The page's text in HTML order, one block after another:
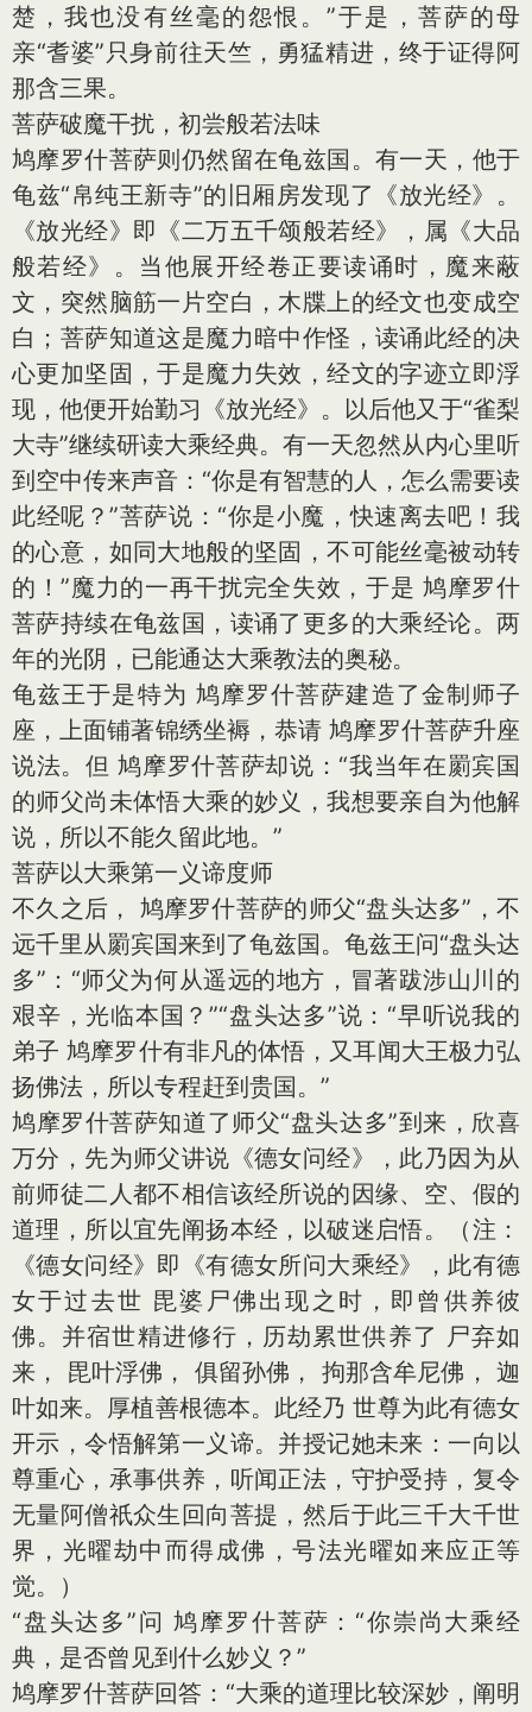
楚，我也没有丝毫的怨恨。”于是，菩萨的母
亲“耆婆”只身前往天竺，勇猛精进，终于证得阿
那含三果。
菩萨破魔干扰，初尝般若法味
鸠摩罗什菩萨则仍然留在龟兹国。有一天，他于
龟兹“帛纯王新寺”的旧厢房发现了《放光经》。
《放光经》即《二万五千颂般若经》，属《大品
般若经》。当他展开经卷正要读诵时，魔来蔽
文，突然脑筋一片空白，木牒上的经文也变成空
白；菩萨知道这是魔力暗中作怪，读诵此经的决
心更加坚固，于是魔力失效，经文的字迹立即浮
现，他便开始勤习《放光经》。以后他又于“雀梨
大寺”继续研读大乘经典。有一天忽然从内心里听
到空中传来声音：“你是有智慧的人，怎么需要读
此经呢？”菩萨说：“你是小魔，快速离去吧！我
的心意，如同大地般的坚固，不可能丝毫被动转
的！”魔力的一再干扰完全失效，于是 鸠摩罗什
菩萨持续在龟兹国，读诵了更多的大乘经论。两
年的光阴，已能通达大乘教法的奥秘。
龟兹王于是特为 鸠摩罗什菩萨建造了金制师子
座，上面铺著锦绣坐褥，恭请 鸠摩罗什菩萨升座
说法。但 鸠摩罗什菩萨却说：“我当年在罽宾国
的师父尚未体悟大乘的妙义，我想要亲自为他解
说，所以不能久留此地。”
菩萨以大乘第一义谛度师
不久之后， 鸠摩罗什菩萨的师父“盘头达多”，不
远千里从罽宾国来到了龟兹国。龟兹王问“盘头达
多”：“师父为何从遥远的地方，冒著跋涉山川的
艰辛，光临本国？”“盘头达多”说：“早听说我的
弟子 鸠摩罗什有非凡的体悟，又耳闻大王极力弘
扬佛法，所以专程赶到贵国。”
鸠摩罗什菩萨知道了师父“盘头达多”到来，欣喜
万分，先为师父讲说《德女问经》，此乃因为从
前师徒二人都不相信该经所说的因缘、空、假的
道理，所以宜先阐扬本经，以破迷启悟。（注：
《德女问经》即《有德女所问大乘经》，此有德
女于过去世 毘婆尸佛出现之时，即曾供养彼
佛。并宿世精进修行，历劫累世供养了 尸弃如
来， 毘叶浮佛， 俱留孙佛， 拘那含牟尼佛， 迦
叶如来。厚植善根德本。此经乃 世尊为此有德女
开示，令悟解第一义谛。并授记她未来：一向以
尊重心，承事供养，听闻正法，守护受持，复令
无量阿僧祇众生回向菩提，然后于此三千大千世
界，光曜劫中而得成佛，号法光曜如来应正等
觉。）
“盘头达多”问 鸠摩罗什菩萨：“你崇尚大乘经
典，是否曾见到什么妙义？”
鸠摩罗什菩萨回答：“大乘的道理比较深妙，阐明